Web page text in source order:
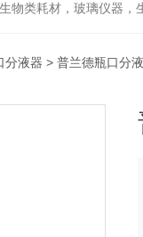
耗材，玻璃仪器
分液器 > 普兰德瓶口分